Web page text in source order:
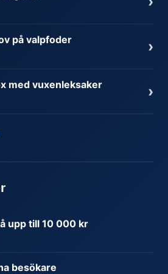
på valpfoder ›
med vuxenleksaker ›
upp till 10 000 kr
besökare